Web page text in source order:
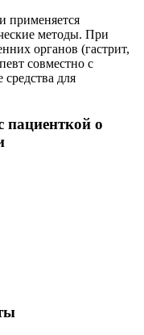
применяется
методы. При
органов (гастрит,
совместно с
средства для